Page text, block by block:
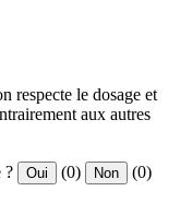
respecte le dosage et
aux autres
? Oui (0) Non (0)